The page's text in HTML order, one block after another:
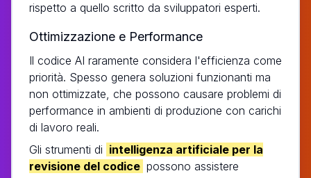
rispetto a quello scritto da sviluppatori esperti.
Ottimizzazione e Performance
Il codice AI raramente considera l'efficienza come
priorità. Spesso genera soluzioni funzionanti ma
non ottimizzate, che possono causare problemi di
performance in ambienti di produzione con carichi
di lavoro reali.
Gli strumenti di intelligenza artificiale per la
revisione del codice possono assistere